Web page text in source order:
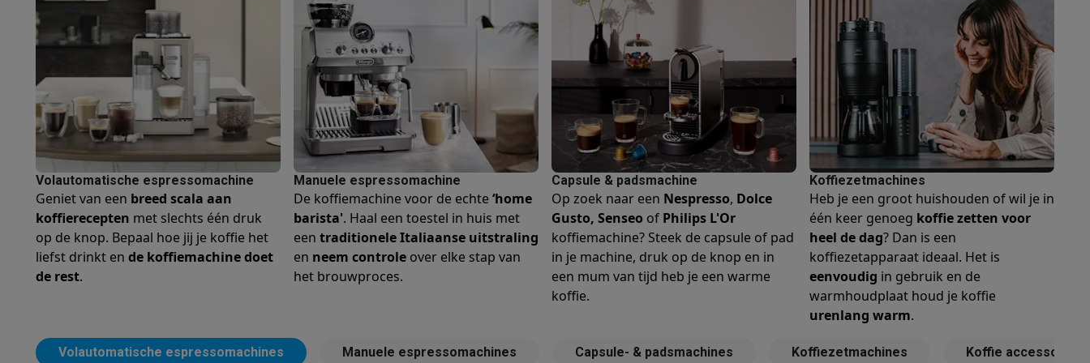
Fototoestellen
Canon camera's
Video GoPro Action cams
Foto accessoires
Cameratassen SD-kaartenStatieven & tripods
Action cam accessoires
Telefonie & smartwatches
GSM's
Apple iPhoneSamsung smartphonesGSM’s met toetsen Refurbished smartphones iPhone 17 Samsung Galaxy Fold8
Refurbished Refurbished smartphonesBuyBack
GSM beschermingiPhone hoesjesSamsung hoesjesAlle hoesjes Screenprotectors iPhone 17 Hoesjes Galaxy S26 hoesjesGalaxy Flip8 & Fold8 (Ultra) hoesjes
Smartwatches
Smartwatches Activity Trackers Bandjes
Opladers
GSM opladersOpladers en kabelsDraadloze opladers Lightning kabelsPowerbanks
GSM accessoiresAirTags & GPS trackers Draadloze oortjesGSM houders auto Micro SD-kaartenOverige accessoires
Vaste telefoons Vaste telefoonsWalkie talkiesBabyfoons
Computers & tablets
Computers Laptops Gaming laptops Chromebooks
Randapparatuur IT
Webcams Microfoons Docking stations
Externe DVD spelers
Samsung Galaxy Tab
Accessoires
Geheugen & opslagExterne harde schijvenSSD USB-sticksSD-kaartenCD's & DVD's
Volautomatische espressomachine
Geniet van een breed scala aan
koffierecepten met slechts één druk
op de knop. Bepaal hoe jij je koffie het
liefst drinkt en de koffiemachine doet
de rest.
Manuele espressomachine
De koffiemachine voor de echte‘home
barista'. Haal een toestel in huis met
een traditionele Italiaanse uitstraling
en neem controle over elke stap van
het brouwproces.
Capsule & padsmachine
Op zoek naar een Nespresso, Dolce
Gusto, Senseo of Philips L'Or
koffiemachine? Steek de capsule of pad
in je machine, druk op de knop en in
een mum van tijd heb je een warme
koffie.
Koffiezetmachines
Heb je een groot huishouden of wil je in
één keer genoeg koffie zetten voor
heel de dag? Dan is een
koffiezetapparaat ideaal. Het is
eenvoudig in gebruik en de
warmhoudplaat houd je koffie
urenlang warm.
Volautomatische espressomachines Manuele espressomachines Capsule- & padsmachines Koffiezetmachines Koffie accessoires